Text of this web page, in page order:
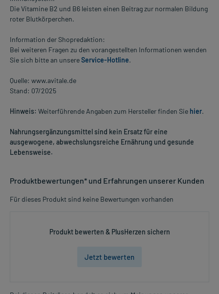
Die Vitamine B2 und B6 leisten einen Beitrag zur normalen Bildung
roter Blutkörperchen.
Information der Shopredaktion:
Bei weiteren Fragen zu den vorangestellten Informationen wenden
Sie sich bitte an unsereService-Hotline.
Quelle: www.avitale.de
Stand: 07/2025
Hinweis: Weiterführende Angaben zum Hersteller finden Sie hier.
Nahrungsergänzungsmittel sind kein Ersatz für eine
ausgewogene, abwechslungsreiche Ernährung und gesunde
Lebensweise.
Produktbewertungen* und Erfahrungen unserer Kunden
Für dieses Produkt sind keine Bewertungen vorhanden
Produkt bewerten & PlusHerzen sichern
Jetzt bewerten